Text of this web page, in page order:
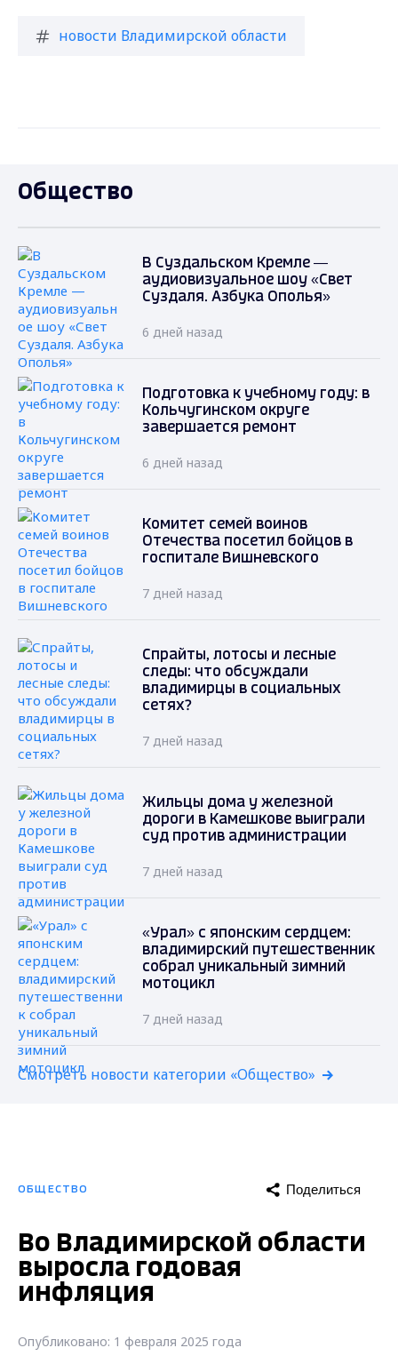
новости Владимирской области
Общество
В Суздальском Кремле —
аудиовизуальное шоу «Свет
Суздаля. Азбука Ополья»
6 дней назад
Подготовка к учебному году: в
Кольчугинском округе
завершается ремонт
6 дней назад
Комитет семей воинов
Отечества посетил бойцов в
госпитале Вишневского
7 дней назад
Спрайты, лотосы и лесные
следы: что обсуждали
владимирцы в социальных
сетях?
7 дней назад
Жильцы дома у железной
дороги в Камешкове выиграли
суд против администрации
7 дней назад
«Урал» с японским сердцем:
владимирский путешественник
собрал уникальный зимний
мотоцикл
7 дней назад
Смотреть новости категории «Общество»
ОБЩЕСТВО Поделиться
Во Владимирской области
выросла годовая
инфляция
Опубликовано: 1 февраля 2025 года